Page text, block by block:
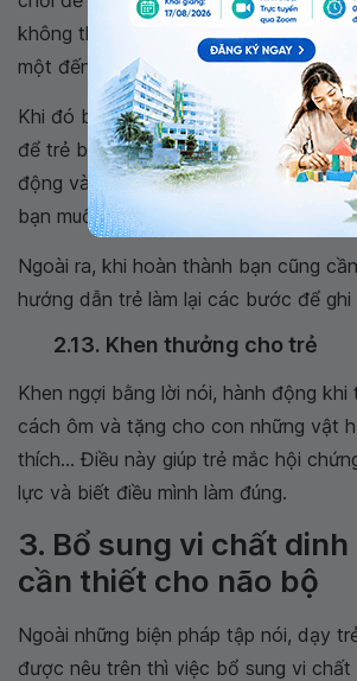
không thể bắt chước, thì bạn cần
một đến khi hoàn thành nhiệm vụ.
Khi đó bạn hãy nhắc nhở và dùng
để trẻ biết mình cần làm gì. Liên tục
động và lời nói, ánh mắt để giúp trẻ
bạn muốn dạy con.
Ngoài ra, khi hoàn thành bạn cũng
hướng dẫn trẻ làm lại các bước để ghi
2.13. Khen thưởng cho trẻ
Khen ngợi bằng lời nói, hành động khi
cách ôm và tặng cho con những vật
thích... Điều này giúp trẻ mắc hội
lực và biết điều mình làm đúng.
3. Bổ sung vi chất
cần thiết cho não bộ
Ngoài những biện pháp tập nói, dạy
được nêu trên thì việc bổ sung vi